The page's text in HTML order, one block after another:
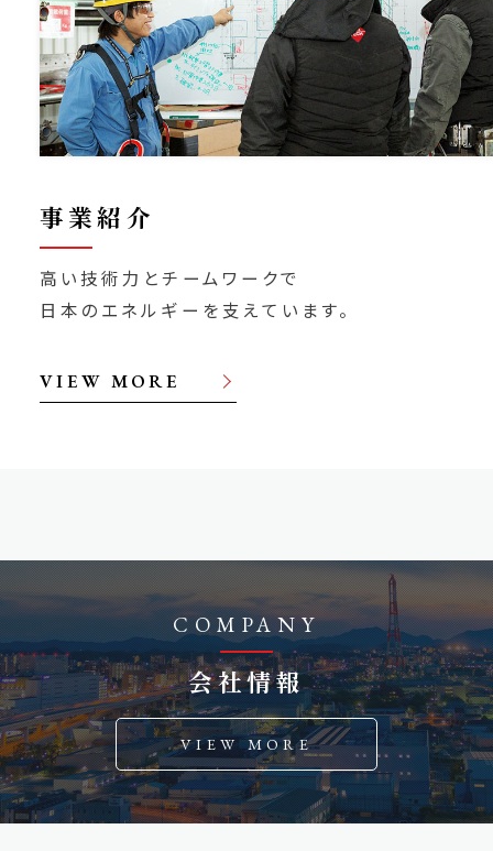
事業紹介
⾼い技術⼒とチームワークで
⽇本のエネルギーを⽀えています。
VIEW MORE
COMPANY
会社情報
VIEW MORE